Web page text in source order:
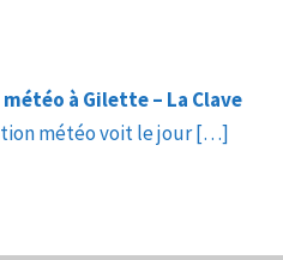
à Gilette – La Clave
météo voit le jour[…]